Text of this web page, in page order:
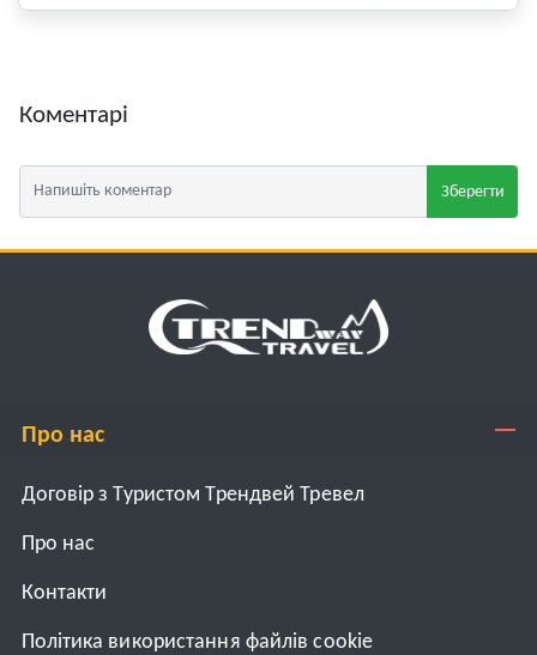
Коментарі
Зберегти
Про нас
Договір з Туристом Трендвей Тревел
Про нас
Контакти
Політика використання файлів cookie